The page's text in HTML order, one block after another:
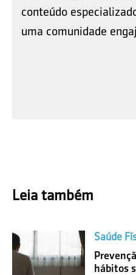
conteúdo
uma comunidade
Leia também
Saúde
hábitos